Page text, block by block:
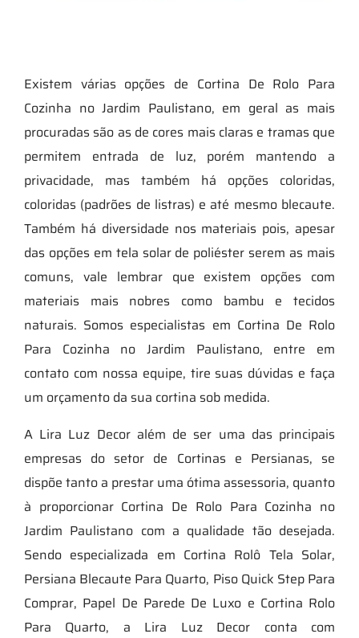
Existem várias opções de Cortina De Rolo Para
Cozinha no Jardim Paulistano, em geral as mais
procuradas são as de cores mais claras e tramas que
permitem entrada de luz, porém mantendo a
privacidade, mas também há opções coloridas,
coloridas (padrões de listras) e até mesmo blecaute.
Também há diversidade nos materiais pois, apesar
das opções em tela solar de poliéster serem as mais
comuns, vale lembrar que existem opções com
materiais mais nobres como bambu e tecidos
naturais. Somos especialistas em Cortina De Rolo
Para Cozinha no Jardim Paulistano, entre em
contato com nossa equipe, tire suas dúvidas e faça
um orçamento da sua cortina sob medida.
A Lira Luz Decor além de ser uma das principais
empresas do setor de Cortinas e Persianas, se
dispõe tanto a prestar uma ótima assessoria, quanto
à proporcionar Cortina De Rolo Para Cozinha no
Jardim Paulistano com a qualidade tão desejada.
Sendo especializada em Cortina Rolô Tela Solar,
Persiana Blecaute Para Quarto, Piso Quick Step Para
Comprar, Papel De Parede De Luxo e Cortina Rolo
Para Quarto, a Lira Luz Decor conta com